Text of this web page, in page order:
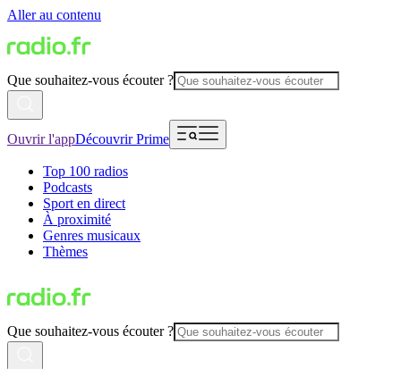
Aller au contenu
Que souhaitez-vous écouter ?
Ouvrir l'appDécouvrir Prime
Top 100 radios
Podcasts
Sport en direct
À proximité
Genres musicaux
Thèmes
Que souhaitez-vous écouter ?